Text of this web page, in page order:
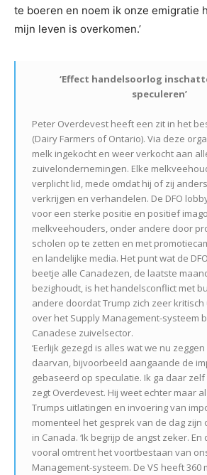
te boeren en noem ik onze emigratie
mijn leven is overkomen.’
‘Effect handelsoorlog
speculeren’
Peter Overdevest heeft een zit in het
(Dairy Farmers of Ontario). Via deze
melk ingekocht en weer verkocht aan
zuivelondernemingen. Elke
verplicht lid, mede omdat hij of zij
verkrijgen en verhandelen. De DFO
voor een sterke positie en positief
melkveehouders, onder andere door
scholen op te zetten en met
en landelijke media. Het punt wat de
beetje alle Canadezen, de laatste
bezighoudt, is het handelsconflict met
andere doordat Trump zich zeer
over het Supply Management-systeem
Canadese zuivelsector.
‘Eerlijk gezegd is alles wat we nu
daarvan, bijvoorbeeld aangaande de
gebaseerd op speculatie. Ik ga daar zelf
zegt Overdevest. Hij weet echter maar
Trumps uitlatingen en invoering van
momenteel het gesprek van de dag zijn
in Canada. ‘Ik begrijp de angst zeker.
vooral omtrent het voortbestaan ​​van
Management-systeem. De VS heeft 360